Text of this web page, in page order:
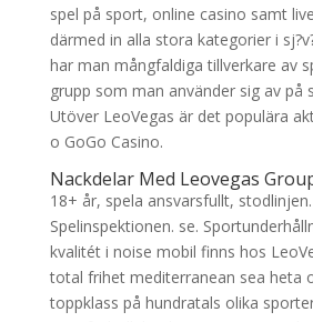
spel på sport, online casino samt
därmed in alla stora kategorier i
har man mångfaldiga tillverkare av
grupp som man använder sig av på
Utöver LeoVegas är det populära
o GoGo Casino.
Nackdelar Med Leovegas
18+ år, spela ansvarsfullt,
Spelinspektionen. se.
kvalitét i noise mobil finns hos
total frihet mediterranean sea heta
toppklass på hundratals olika